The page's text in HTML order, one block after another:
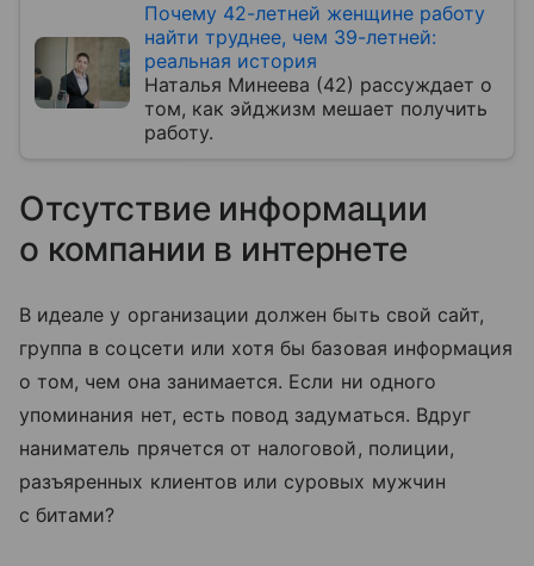
Почему 42-летней женщине работу
найти труднее, чем 39-летней:
реальная история
Наталья Минеева (42) рассуждает о
том, как эйджизм мешает получить
работу.
Отсутствие информации
о компании в интернете
В идеале у организации должен быть свой сайт,
группа в соцсети или хотя бы базовая информация
о том, чем она занимается. Если ни одного
упоминания нет, есть повод задуматься. Вдруг
наниматель прячется от налоговой, полиции,
разъяренных клиентов или суровых мужчин
с битами?